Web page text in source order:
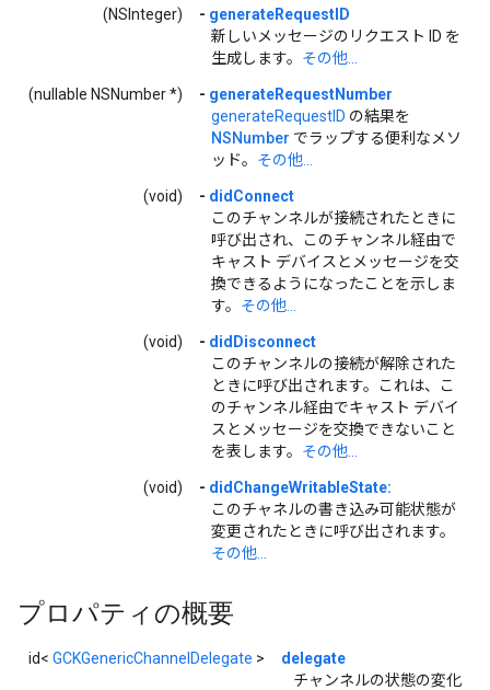
(NSInteger) - generateRequestID
新しいメッセージのリクエスト ID を
生成します。 その他...
(nullable NSNumber *) - generateRequestNumber
generateRequestID の結果を
NSNumber でラップする便利なメソ
ッド。 その他...
(void) - didConnect
このチャンネルが接続されたときに
呼び出され、このチャンネル経由で
キャスト デバイスとメッセージを交
換できるようになったことを示しま
す。 その他...
(void) - didDisconnect
このチャンネルの接続が解除された
ときに呼び出されます。これは、こ
のチャンネル経由でキャスト デバイ
スとメッセージを交換できないこと
を表します。 その他...
(void) - didChangeWritableState:
このチャネルの書き込み可能状態が
変更されたときに呼び出されます。
その他...
プロパティの概要
id< GCKGenericChannelDelegate >
delegate
チャンネルの状態の変化